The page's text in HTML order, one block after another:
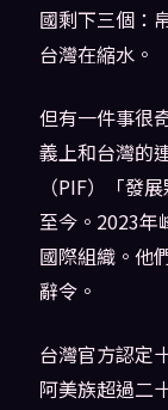
國剩下三個：
台灣在縮水。
但有一件事很
義上和台灣的
（PIF）「發
至今。2023年
國際組織。他
辭令。
台灣官方認定
阿美族超過二